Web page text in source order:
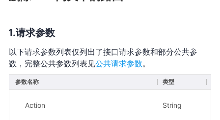
请求参数
以下请求参数列表仅列出了接口请求参数和部分公共参
数，完整公共参数列表见公共请求参数。
参数名称 类型
Action String